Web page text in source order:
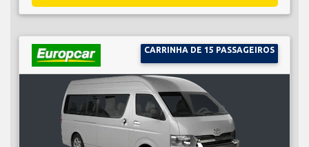
CARRINHA DE 15 PASSAGEIROS